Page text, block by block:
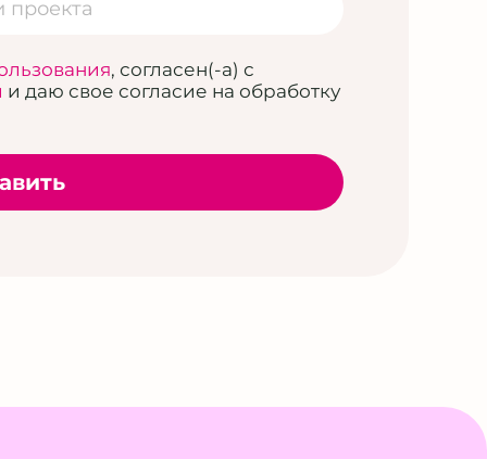
, согласен(-а) с
и даю свое согласие на обработку